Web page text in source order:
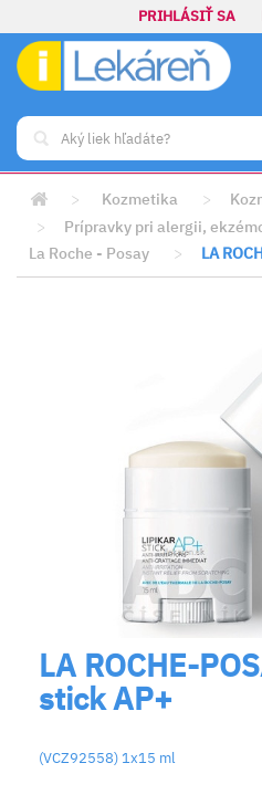
PRIHLÁSIŤ SA
> Kozmetika >
>
Prípravky pri alergii,
La Roche - Posay
> LA
LA ROCHE-
stick AP+
(VCZ92558) 1x15 ml